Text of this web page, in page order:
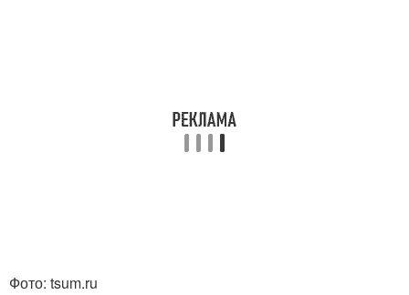
Фото: tsum.ru